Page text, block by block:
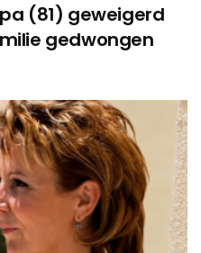
(81) geweigerd
gedwongen